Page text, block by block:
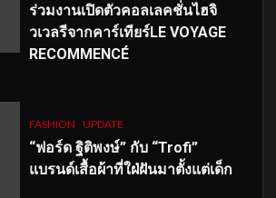
ร่วมงานเปิดตัวคอลเลคชั่นไฮจิ
วเวลรีจากคาร์เทียร์LE VOYAGE
RECOMMENCÉ
FASHION UPDATE
“ฟอร์ด ฐิติพงษ์” กับ “Trofi”
แบรนด์เสื้อผ้าที่ใฝ่ฝันมาตั้งแต่เด็ก